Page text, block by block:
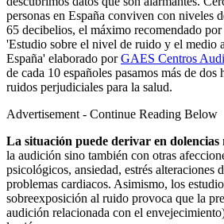
personas en España conviven con niveles
65 decibelios, el máximo recomendado
'Estudio sobre el nivel de ruido y el medio
España' elaborado porGAES Centros
de cada 10 españoles pasamos más de
ruidos perjudiciales para la salud.
Advertisement - Continue Reading Below
La situación puede derivar en dolencias
la audición sino también con otras
psicológicos, ansiedad, estrés alteraciones
problemas cardiacos. Asimismo, los
sobreexposición al ruido provoca que la
audición relacionada con el